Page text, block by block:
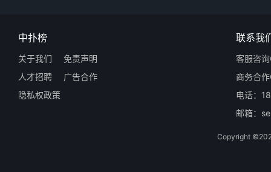
中扑榜
关于我们
免责声明
人才招聘
广告合作
隐私权政策
联系我
客服咨
商务合
电话：
邮箱：
Copyright